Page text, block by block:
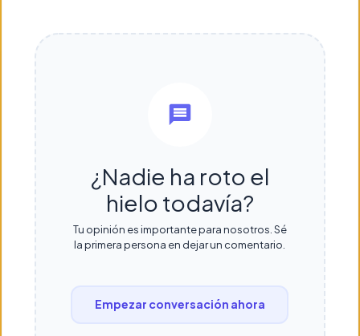
¿Nadie ha roto el
hielo todavía?
Tu opinión es importante para nosotros. Sé
la primera persona en dejar un comentario.
Empezar conversación ahora